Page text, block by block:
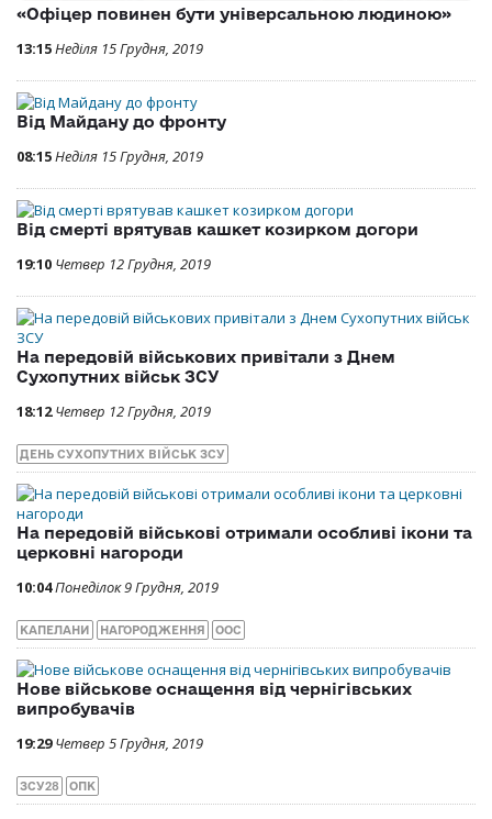
«Офіцер повинен бути універсальною людиною»
13:15Неділя 15 Грудня, 2019
Від Майдану до фронту
08:15Неділя 15 Грудня, 2019
Від смерті врятував кашкет козирком догори
19:10 Четвер 12 Грудня, 2019
На передовій військових привітали з Днем
Сухопутних військ ЗСУ
18:12 Четвер 12 Грудня, 2019
ДЕНЬ СУХОПУТНИХ ВІЙСЬК ЗСУ
На передовій військові отримали особливі ікони та
церковні нагороди
10:04Понеділок 9 Грудня, 2019
КАПЕЛАНИ НАГОРОДЖЕННЯ ООС
Нове військове оснащення від чернігівських
випробувачів
19:29 Четвер 5 Грудня, 2019
ЗСУ28 ОПК